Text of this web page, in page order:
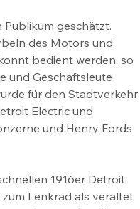
geschätzt.
des Motors und
bedient werden, so
und Geschäftsleute
für den Stadtverkehr
Electric und
und Henry Fords
1916er Detroit
Lenkrad als veraltet